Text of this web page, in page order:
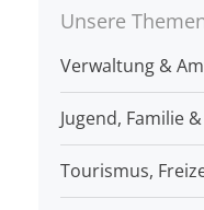
Unsere
Verwaltung &
Jugend, Familie
Tourismus,